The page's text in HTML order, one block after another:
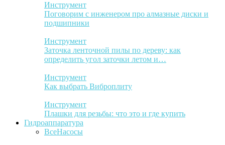
Инструмент
Поговорим с инженером про алмазные диски и
подшипники
Инструмент
Заточка ленточной пилы по дереву: как
определить угол заточки летом и…
Инструмент
Как выбрать Виброплиту
Инструмент
Плашки для резьбы: что это и где купить
Гидроаппаратура
ВсеНасосы